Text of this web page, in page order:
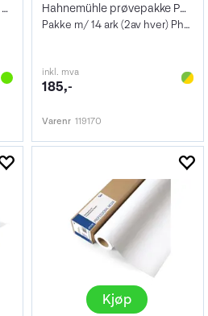
Epson 24" Premium Glossy Photo Paper Hahnemühle prøvepakke PHOTO A4
Pakke m/ 14 ark (2av hver) Photo serien
inkl. mva
185,-
Varenr 119170
Kjøp